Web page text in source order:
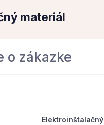
materiál
o zákazke